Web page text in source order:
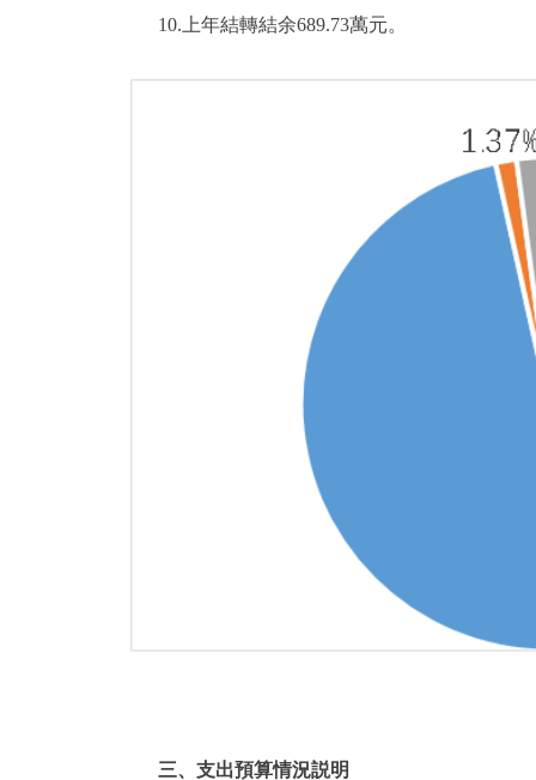
10.上年結轉結余689.73萬元。
三、支出預算情況説明